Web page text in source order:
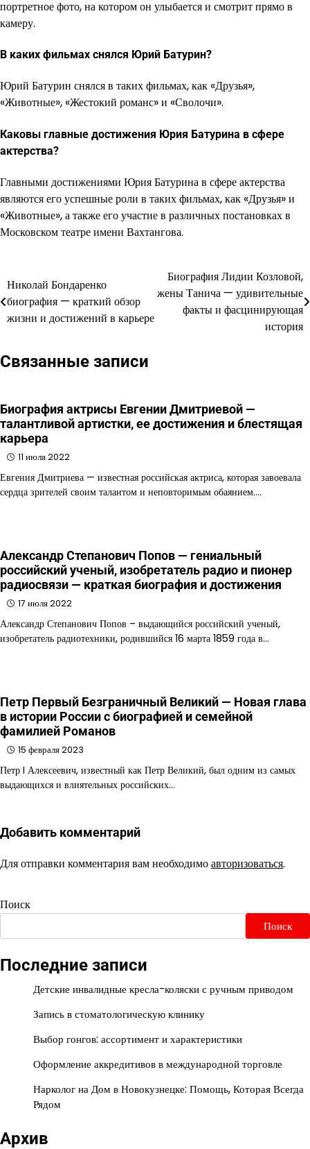
портретное фото, на котором он улыбается и смотрит прямо в
камеру.
В каких фильмах снялся Юрий Батурин?
Юрий Батурин снялся в таких фильмах, как «Друзья»,
«Животные», «Жестокий романс» и «Сволочи».
Каковы главные достижения Юрия Батурина в сфере
актерства?
Главными достижениями Юрия Батурина в сфере актерства
являются его успешные роли в таких фильмах, как «Друзья» и
«Животные», а также его участие в различных постановках в
Московском театре имени Вахтангова.
Навигация
по
записям
Николай Бондаренко
биография — краткий обзор
жизни и достижений в карьере
Биография Лидии Козловой,
жены Танича — удивительные
факты и фасцинирующая
история
Связанные записи
Биография актрисы Евгении Дмитриевой —
талантливой артистки, ее достижения и блестящая
карьера
11 июля 2022
Евгения Дмитриева — известная российская актриса, которая завоевала
сердца зрителей своим талантом и неповторимым обаянием.…
Александр Степанович Попов — гениальный
российский ученый, изобретатель радио и пионер
радиосвязи — краткая биография и достижения
17 июля 2022
Александр Степанович Попов – выдающийся российский ученый,
изобретатель радиотехники, родившийся 16 марта 1859 года в…
Петр Первый Безграничный Великий — Новая глава
в истории России с биографией и семейной
фамилией Романов
15 февраля 2023
Петр I Алексеевич, известный как Петр Великий, был одним из самых
выдающихся и влиятельных российских…
Добавить комментарий
Для отправки комментария вам необходимоавторизоваться.
Поиск
Поиск
Последние записи
Детские инвалидные кресла-коляски с ручным приводом
Запись в стоматологическую клинику
Выбор гонгов: ассортимент и характеристики
Оформление аккредитивов в международной торговле
Нарколог на Дом в Новокузнецке: Помощь, Которая Всегда
Рядом
Архив